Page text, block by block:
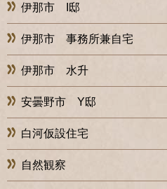
伊那市 I邸
伊那市 事務所兼自宅
伊那市 水升
安曇野市 Y邸
白河仮設住宅
自然観察